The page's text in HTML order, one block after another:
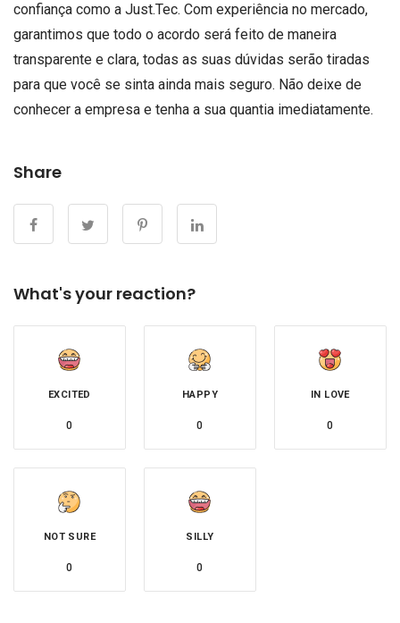
confiança como a Just.Tec. Com experiência no mercado,
garantimos que todo o acordo será feito de maneira
transparente e clara, todas as suas dúvidas serão tiradas
para que você se sinta ainda mais seguro. Não deixe de
conhecer a empresa e tenha a sua quantia imediatamente.
Share
What's your reaction?
EXCITED
0
HAPPY
0
IN LOVE
0
NOT SURE
0
SILLY
0